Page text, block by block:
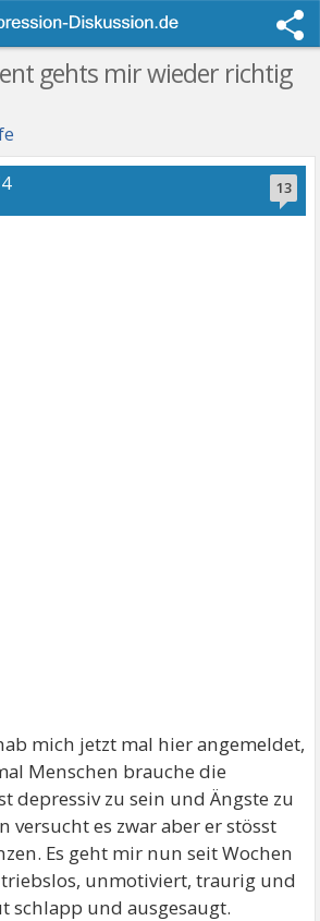
gehts mir wieder richtig
13
mich jetzt mal hier angemeldet,
Menschen brauche die
depressiv zu sein und Ängste zu
versucht es zwar aber er stösst
Es geht mir nun seit Wochen
unmotiviert, traurig und
schlapp und ausgesaugt.